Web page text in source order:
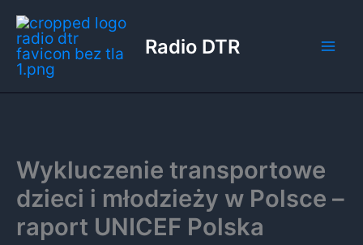
Przejdź
do
treści
Radio DTR
Wykluczenie transportowe
dzieci i młodzieży w Polsce –
raport UNICEF Polska